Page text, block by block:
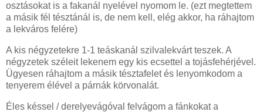
osztásokat is a fakanál nyelével nyomom le. (ezt megtettem
a másik fél tésztánál is, de nem kell, elég akkor, ha ráhajtom
a lekváros felére)
A kis négyzetekre 1-1 teáskanál szilvalekvárt teszek. A
négyzetek széleit lekenem egy kis ecsettel a tojásfehérjével.
Ügyesen ráhajtom a másik tésztafelet és lenyomkodom a
tenyerem élével a párnák körvonalát.
Éles késsel / derelyevágóval felvágom a fánkokat a